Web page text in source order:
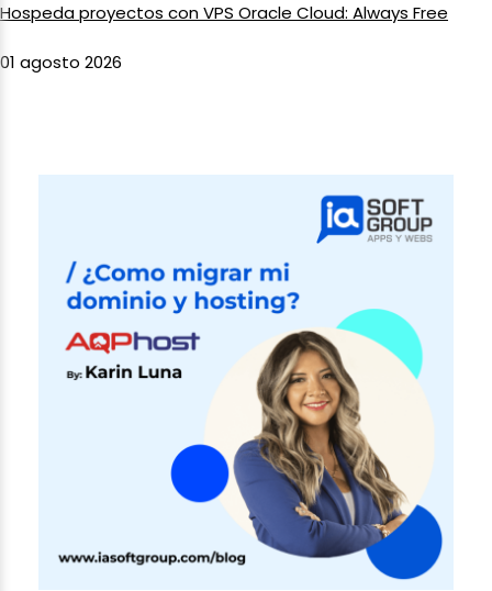
Hospeda proyectos con VPS Oracle Cloud: Always Free
01 agosto 2026